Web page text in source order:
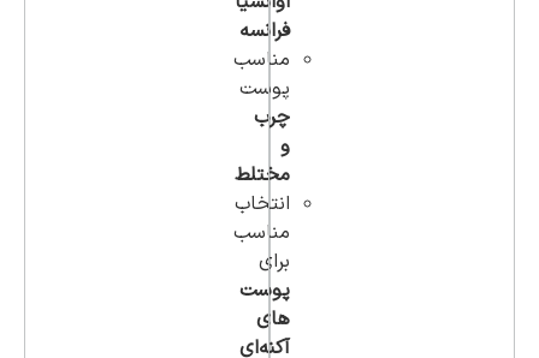
فرانسه
مناسب
پوست
چرب
و
مختلط
انتخاب
مناسب
برای
پوست
های
آکنه‌ای